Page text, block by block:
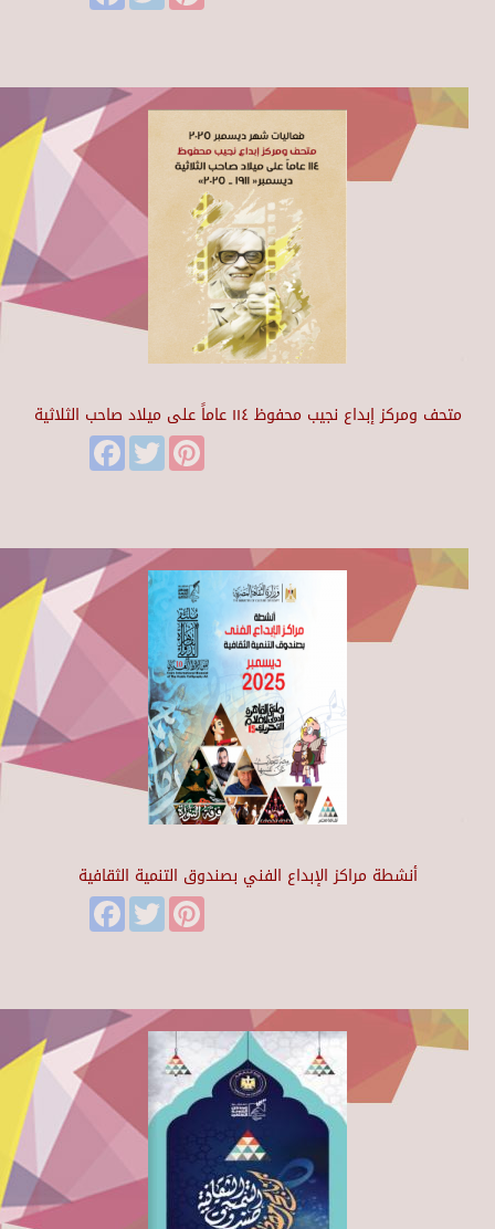
متحف ومركز إبداع نجيب محفوظ ١١٤ عاماً على ميلاد صاحب الثلاثية
FacebookTwitter
أنشطة مراكز الإبداع الفني بصندوق التنمية الثقافية
FacebookTwitter